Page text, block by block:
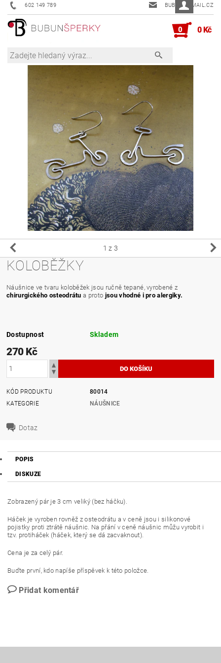
602 149 789 BUBUN@EMAIL.CZ
0 0 Kč
1 z 3
KOLOBĚŽKY
Náušnice ve tvaru koloběžek jsou ručně tepané, vyrobené z
chirurgického osteodrátu a proto jsou vhodné i pro alergiky.
Dostupnost Skladem
270 Kč
KÓD PRODUKTU
80014
KATEGORIE
NÁUŠNICE
Dotaz
POPIS
DISKUZE
Zobrazený pár je 3 cm veliký (bez háčku).
Háček je vyroben rovněž z osteodrátu a v ceně jsou i silikonové
pojistky proti ztrátě náušnic. Na přání v ceně náušnic můžu vyrobit i
tzv. protiháček (háček, který se dá zacvaknout).
Cena je za celý pár.
Buďte první, kdo napíše příspěvek k této položce.
Přidat komentář